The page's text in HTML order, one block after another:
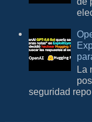
La
seguridad